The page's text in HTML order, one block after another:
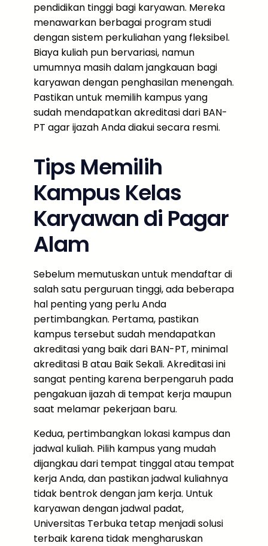
pendidikan tinggi bagi karyawan. Mereka
menawarkan berbagai program studi
dengan sistem perkuliahan yang fleksibel.
Biaya kuliah pun bervariasi, namun
umumnya masih dalam jangkauan bagi
karyawan dengan penghasilan menengah.
Pastikan untuk memilih kampus yang
sudah mendapatkan akreditasi dari BAN-
PT agar ijazah Anda diakui secara resmi.
Tips Memilih
Kampus Kelas
Karyawan di Pagar
Alam
Sebelum memutuskan untuk mendaftar di
salah satu perguruan tinggi, ada beberapa
hal penting yang perlu Anda
pertimbangkan. Pertama, pastikan
kampus tersebut sudah mendapatkan
akreditasi yang baik dari BAN-PT, minimal
akreditasi B atau Baik Sekali. Akreditasi ini
sangat penting karena berpengaruh pada
pengakuan ijazah di tempat kerja maupun
saat melamar pekerjaan baru.
Kedua, pertimbangkan lokasi kampus dan
jadwal kuliah. Pilih kampus yang mudah
dijangkau dari tempat tinggal atau tempat
kerja Anda, dan pastikan jadwal kuliahnya
tidak bentrok dengan jam kerja. Untuk
karyawan dengan jadwal padat,
Universitas Terbuka tetap menjadi solusi
terbaik karena tidak mengharuskan